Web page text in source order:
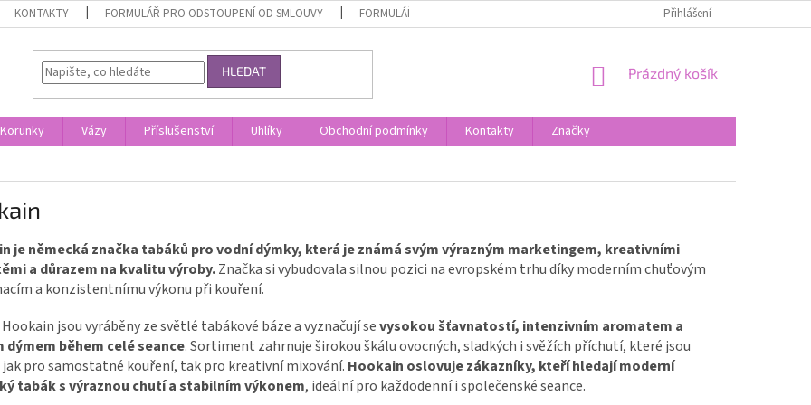
KONTAKTY FORMULÁŘ PRO ODSTOUPENÍ OD SMLOUVY FORMULÁŘ PRO UPLATNĚNÍ REKLAMACE OBCHODNÍ PODMÍNKY
Přihlášení
HLEDAT
NÁKUPNÍ
Prázdný košík
Korunky Vázy Příslušenství Uhlíky Obchodní podmínky Kontakty
Značky
je německá značka tabáků pro vodní dýmky, která je známá svým výrazným marketingem, kreativními
a důrazem na kvalitu výroby.Značka si vybudovala silnou pozici na evropském trhu díky moderním chuťovým
a konzistentnímu výkonu při kouření.
jsou vyráběny ze světlé tabákové báze a vyznačují sevysokou šťavnatostí, intenzivním aromatem a
dýmem během celé seance. Sortiment zahrnuje širokou škálu ovocných, sladkých i svěžích příchutí, které jsou
jak pro samostatné kouření, tak pro kreativní mixování. Hookain oslovuje zákazníky, kteří hledají moderní
tabák s výraznou chutí a stabilním výkonem, ideální pro každodenní i společenské seance.